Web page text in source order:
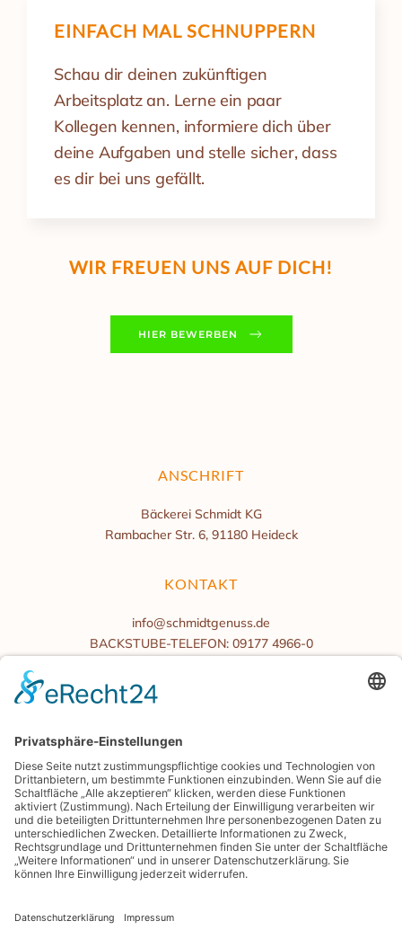
EINFACH MAL SCHNUPPERN
Schau dir deinen zukünftigen
Arbeitsplatz an. Lerne ein paar
Kollegen kennen, informiere dich über
deine Aufgaben und stelle sicher, dass
es dir bei uns gefällt.
WIR FREUEN UNS AUF DICH!
HIER BEWERBEN
ANSCHRIFT
Bäckerei Schmidt KG
Rambacher Str. 6, 91180 Heideck
KONTAKT
info@schmidtgenuss.de
BACKSTUBE-TELEFON: 09177 4966-0
BÜROZEITEN
Samstag/Sonntag geschlossen
BLOG PRESSE
GENIESSERKARTE
ENERGIEMANAGEMENT
SHOP.SCHMIDTGENUSS.DE